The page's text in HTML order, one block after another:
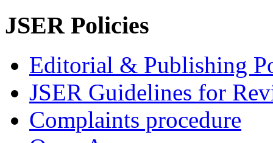
JSER Policies
Editorial & Publishing
JSER Guidelines for
Complaints procedure